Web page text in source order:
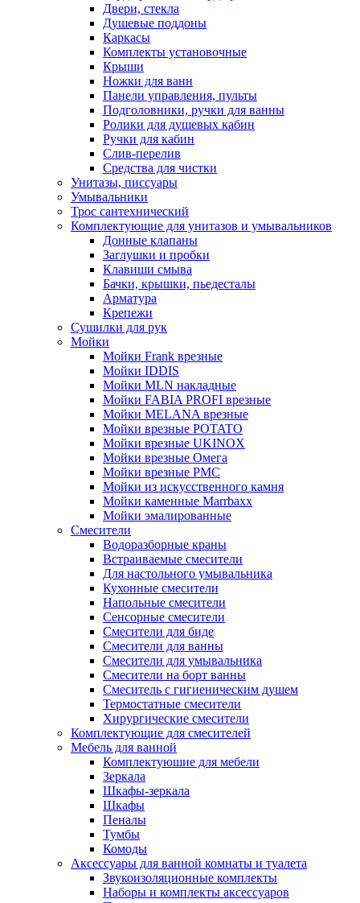
Двери, стекла
Душевые поддоны
Каркасы
Комплекты установочные
Крыши
Ножки для ванн
Панели управления, пульты
Подголовники, ручки для ванны
Ролики для душевых кабин
Ручки для кабин
Слив-перелив
Средства для чистки
Унитазы, писсуары
Умывальники
Трос сантехнический
Комплектующие для унитазов и умывальников
Донные клапаны
Заглушки и пробки
Клавиши смыва
Бачки, крышки, пьедесталы
Арматура
Крепежи
Сушилки для рук
Мойки
Мойки Frank врезные
Мойки IDDIS
Мойки MLN накладные
Мойки FABIA PROFI врезные
Мойки MELANA врезные
Мойки врезные POTATO
Мойки врезные UKINOX
Мойки врезные Омега
Мойки врезные РМС
Мойки из искусственного камня
Мойки каменные Marrbaxx
Мойки эмалированные
Смесители
Водоразборные краны
Встраиваемые смесители
Для настольного умывальника
Кухонные смесители
Напольные смесители
Сенсорные смесители
Смесители для биде
Смесители для ванны
Смесители для умывальника
Смесители на борт ванны
Смеситель с гигиеническим душем
Термостатные смесители
Хирургические смесители
Комплектующие для смесителей
Мебель для ванной
Комплектуюшие для мебели
Зеркала
Шкафы-зеркала
Шкафы
Пеналы
Тумбы
Комоды
Аксессуары для ванной комнаты и туалета
Звукоизоляционные комплекты
Наборы и комплекты аксессуаров